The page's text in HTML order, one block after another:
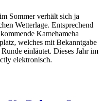
Sommer verhält sich ja
Wetterlage. Entsprechend
Kamehameha
welches mit Bekanntgabe
einläutet. Dieses Jahr im
elektronisch.